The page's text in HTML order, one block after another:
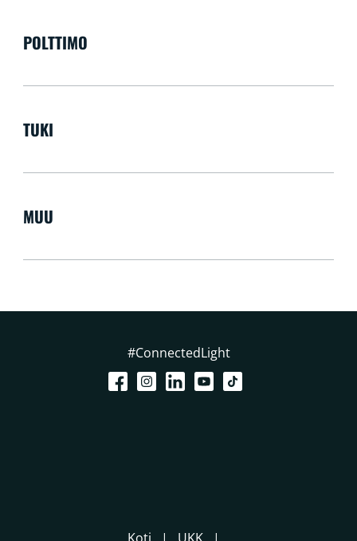
POLTTIMO
TUKI
MUU
#ConnectedLight